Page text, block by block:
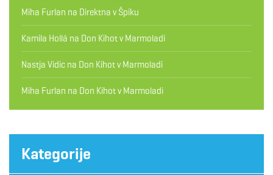
Miha Furlan na Direktna v Špiku
Kamila Hollá na Don Kihot v Marmoladi
Nastja Vidic na Don Kihot v Marmoladi
Miha Furlan na Don Kihot v Marmoladi
Kategorije